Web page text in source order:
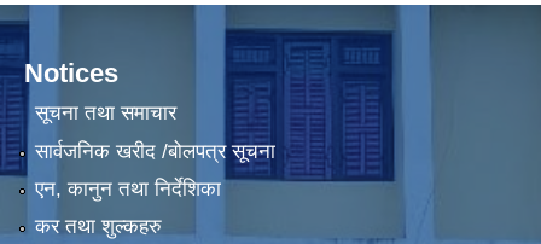
Notices
सूचना तथा समाचार
सार्वजनिक खरीद /बोलपत्र सूचना
एन, कानुन तथा निर्देशिका
कर तथा शुल्कहरु